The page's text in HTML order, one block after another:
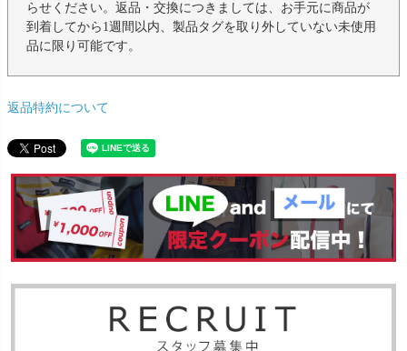
らせください。返品・交換につきましては、お手元に商品が
到着してから1週間以内、製品タグを取り外していない未使用
品に限り可能です。
返品特約について